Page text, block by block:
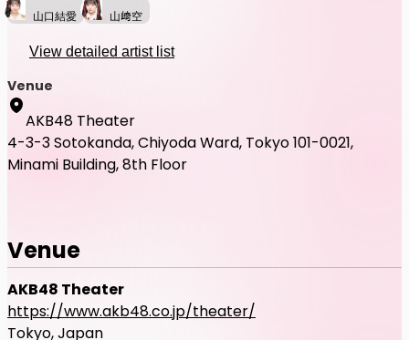
山口結愛
山﨑空
View detailed artist list
Venue
AKB48 Theater
4-3-3 Sotokanda, Chiyoda Ward, Tokyo 101-0021,
Minami Building, 8th Floor
Venue
AKB48 Theater
https://www.akb48.co.jp/theater/
Tokyo, Japan